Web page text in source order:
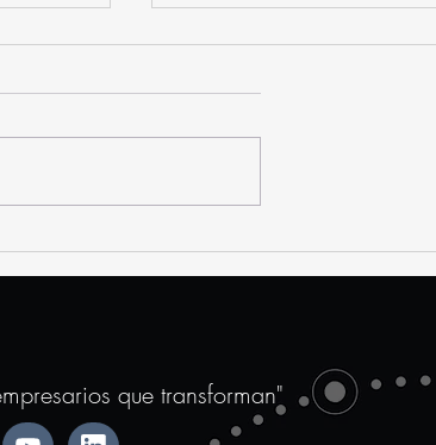
de
recebe o vice da
que transforman"